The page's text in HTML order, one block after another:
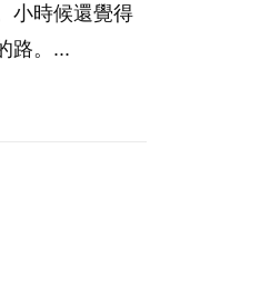
小時候還覺得
路。...